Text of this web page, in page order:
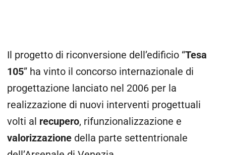
Il progetto di riconversione dell’edificio “Tesa
105” ha vinto il concorso internazionale di
progettazione lanciato nel 2006 per la
realizzazione di nuovi interventi progettuali
volti al recupero, rifunzionalizzazione e
valorizzazione della parte settentrionale